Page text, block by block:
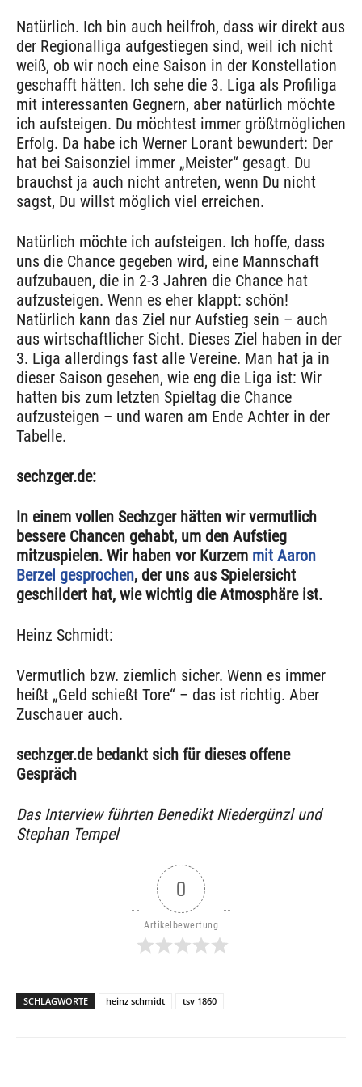
Natürlich. Ich bin auch heilfroh, dass wir direkt aus
der Regionalliga aufgestiegen sind, weil ich nicht
weiß, ob wir noch eine Saison in der Konstellation
geschafft hätten. Ich sehe die 3. Liga als Profiliga
mit interessanten Gegnern, aber natürlich möchte
ich aufsteigen. Du möchtest immer größtmöglichen
Erfolg. Da habe ich Werner Lorant bewundert: Der
hat bei Saisonziel immer „Meister“ gesagt. Du
brauchst ja auch nicht antreten, wenn Du nicht
sagst, Du willst möglich viel erreichen.
Natürlich möchte ich aufsteigen. Ich hoffe, dass
uns die Chance gegeben wird, eine Mannschaft
aufzubauen, die in 2-3 Jahren die Chance hat
aufzusteigen. Wenn es eher klappt: schön!
Natürlich kann das Ziel nur Aufstieg sein – auch
aus wirtschaftlicher Sicht. Dieses Ziel haben in der
3. Liga allerdings fast alle Vereine. Man hat ja in
dieser Saison gesehen, wie eng die Liga ist: Wir
hatten bis zum letzten Spieltag die Chance
aufzusteigen – und waren am Ende Achter in der
Tabelle.
sechzger.de:
In einem vollen Sechzger hätten wir vermutlich
bessere Chancen gehabt, um den Aufstieg
mitzuspielen. Wir haben vor Kurzem mit Aaron
Berzel gesprochen, der uns aus Spielersicht
geschildert hat, wie wichtig die Atmosphäre ist.
Heinz Schmidt:
Vermutlich bzw. ziemlich sicher. Wenn es immer
heißt „Geld schießt Tore“ – das ist richtig. Aber
Zuschauer auch.
sechzger.de bedankt sich für dieses offene
Gespräch
Das Interview führten Benedikt Niedergünzl und
Stephan Tempel
0
Artikelbewertung
SCHLAGWORTE heinz schmidt tsv 1860